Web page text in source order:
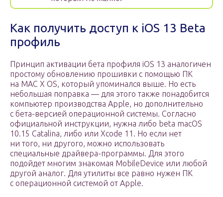
Как получить доступ к iOS 13 Beta
профиль
Принцип активации бета профиля iOS 13 аналогичен
простому обновлению прошивки с помощью ПК
на MAC X OS, который упоминался выше. Но есть
небольшая поправка — для этого также понадобится
компьютер производства Apple, но дополнительно
с бета-версией операционной системы. Согласно
официальной инструкции, нужна либо beta macOS
10.15 Catalina, либо или Xcode 11. Но если нет
ни того, ни другого, можно использовать
специальные драйвера-программы. Для этого
подойдет многим знакомая MobileDevice или любой
другой аналог. Для утилиты все равно нужен ПК
с операционной системой от Apple.